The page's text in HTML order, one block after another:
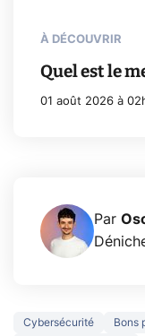
À DÉCOUVRIR
Quel est le
01 août 2026 à
Par
Cybersécurité Bons